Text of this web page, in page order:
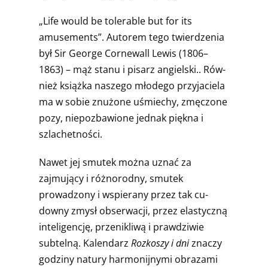
„Life would be tolerable but for its
amusements”. Autorem tego twierdzenia
był Sir George Cornewall Lewis (1806–
1863) – mąż stanu i pisarz angielski.. Rów­
nież książka naszego młodego przyjaciela
ma w sobie znużone uśmiechy, zmęczone
pozy, niepozbawione jed­nak piękna i
szlachetności.
Nawet jej smutek można uznać za
zajmujący i róż­norodny, smutek
prowadzony i wspierany przez tak cu­
downy zmysł obserwacji, przez elastyczną
inteligencję, przenikliwą i prawdziwie
subtelną. Kalendarz Rozkoszy i dniznaczy
godziny natury harmonijnymi obrazami